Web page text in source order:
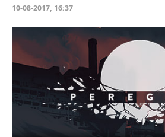
10-08-2017, 16:37